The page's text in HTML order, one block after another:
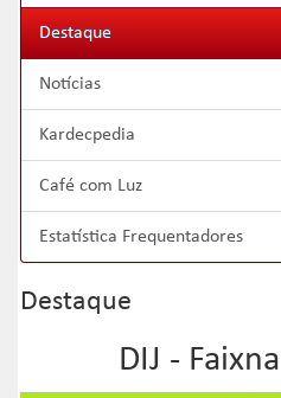
Destaque
Notícias
Kardecpedia
Café com Luz
Estatística Frequentadores
Destaque
DIJ -